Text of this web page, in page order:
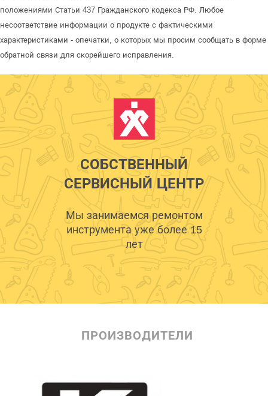
положениями Статьи 437 Гражданского кодекса РФ. Любое
несоответствие информации о продукте с фактическими
характеристиками - опечатки, о которых мы просим сообщать в форме
обратной связи для скорейшего исправления.
СОБСТВЕННЫЙ
СЕРВИСНЫЙ ЦЕНТР
Мы занимаемся ремонтом
инструмента уже более 15
лет
ПРОИЗВОДИТЕЛИ